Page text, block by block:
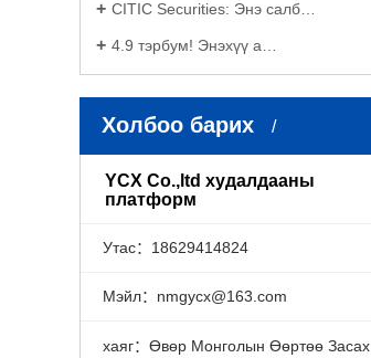
CITIC Securities: Энэ салб…
4.9 тэрбум! Энэхүү а…
Холбоо барих
YCX Co.,ltd худалдааны
платформ
Утас：18629414824
Мэйл：nmgycx@163.com
хаяг：Өвөр Монголын Өөртөө Засах